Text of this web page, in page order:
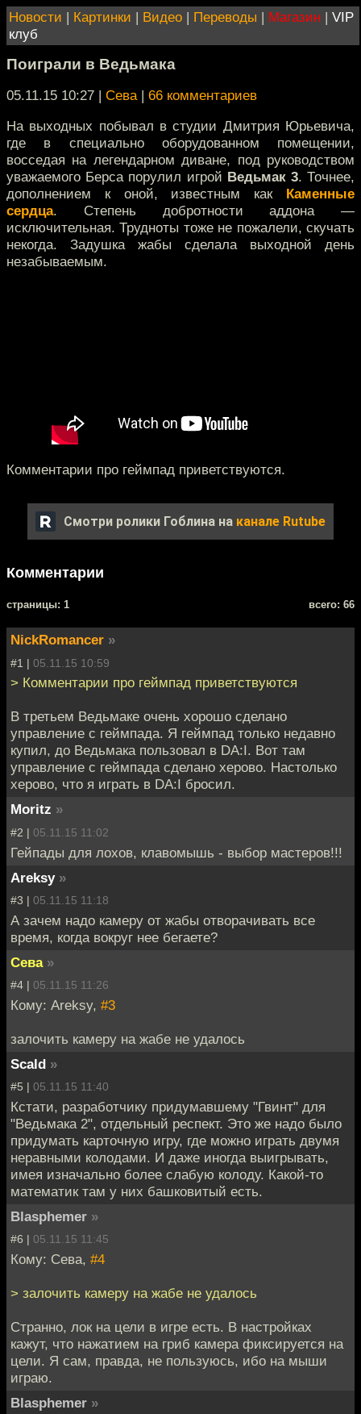
Новости | Картинки | Видео | Переводы | Магазин | VIP
клуб
Поиграли в Ведьмака
05.11.15 10:27 | Сева| 66 комментариев
На выходных побывал в студии Дмитрия Юрьевича,
где в специально оборудованном помещении,
восседая на легендарном диване, под руководством
уважаемого Берса порулил игрой Ведьмак 3. Точнее,
дополнением к оной, известным как Каменные
сердца. Степень добротности аддона —
исключительная. Трудноты тоже не пожалели, скучать
некогда. Задушка жабы сделала выходной день
незабываемым.
Комментарии про геймпад приветствуются.
Смотри ролики Гоблина на канале Rutube
Комментарии
cтраницы: 1 всего: 66
NickRomancer »
#1 | 05.11.15 10:59
> Комментарии про геймпад приветствуются
В третьем Ведьмаке очень хорошо сделано
управление с геймпада. Я геймпад только недавно
купил, до Ведьмака пользовал в DA:I. Вот там
управление с геймпада сделано херово. Настолько
херово, что я играть в DA:I бросил.
Moritz »
#2 | 05.11.15 11:02
Гейпады для лохов, клавомышь - выбор мастеров!!!
Areksy »
#3 | 05.11.15 11:18
А зачем надо камеру от жабы отворачивать все
время, когда вокруг нее бегаете?
Сева »
#4 | 05.11.15 11:26
Кому: Areksy, #3
залочить камеру на жабе не удалось
Scald »
#5 | 05.11.15 11:40
Кстати, разработчику придумавшему "Гвинт" для
"Ведьмака 2", отдельный респект. Это же надо было
придумать карточную игру, где можно играть двумя
неравными колодами. И даже иногда выигрывать,
имея изначально более слабую колоду. Какой-то
математик там у них башковитый есть.
Blasphemer »
#6 | 05.11.15 11:45
Кому: Сева, #4
> залочить камеру на жабе не удалось
Странно, лок на цели в игре есть. В настройках
кажут, что нажатием на гриб камера фиксируется на
цели. Я сам, правда, не пользуюсь, ибо на мыши
играю.
Blasphemer »